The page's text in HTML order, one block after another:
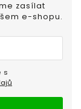
zasílat
e-shopu.